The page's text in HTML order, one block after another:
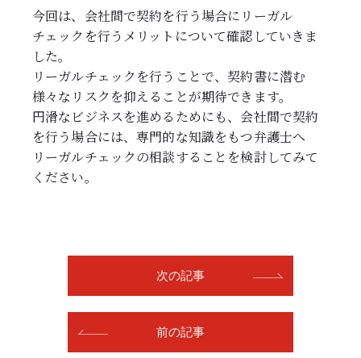
今回は、会社間で契約を行う場合にリーガル
チェックを行うメリットについて確認していきま
した。
リーガルチェックを行うことで、契約書に潜む
様々なリスクを抑えることが期待できます。
円滑なビジネスを進めるためにも、会社間で契約
を行う場合には、専門的な知識をもつ弁護士へ
リーガルチェックの相談することを検討してみて
ください。
前の記事
次の記事